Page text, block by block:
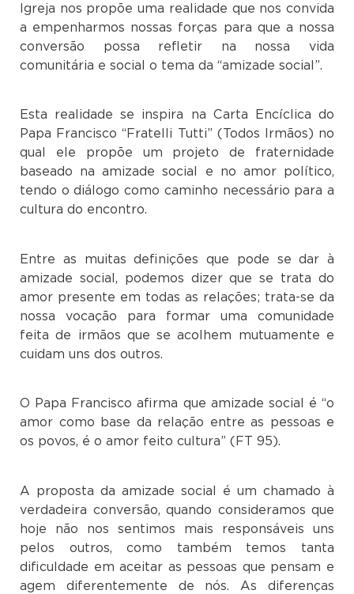
Igreja nos propõe uma realidade que nos convida
a empenharmos nossas forças para que a nossa
conversão possa refletir na nossa vida
comunitária e social o tema da “amizade social”.
Esta realidade se inspira na Carta Encíclica do
Papa Francisco “Fratelli Tutti” (Todos Irmãos) no
qual ele propõe um projeto de fraternidade
baseado na amizade social e no amor político,
tendo o diálogo como caminho necessário para a
cultura do encontro.
Entre as muitas definições que pode se dar à
amizade social, podemos dizer que se trata do
amor presente em todas as relações; trata-se da
nossa vocação para formar uma comunidade
feita de irmãos que se acolhem mutuamente e
cuidam uns dos outros.
O Papa Francisco afirma que amizade social é “o
amor como base da relação entre as pessoas e
os povos, é o amor feito cultura” (FT 95).
A proposta da amizade social é um chamado à
verdadeira conversão, quando consideramos que
hoje não nos sentimos mais responsáveis uns
pelos outros, como também temos tanta
dificuldade em aceitar as pessoas que pensam e
agem diferentemente de nós. As diferenças